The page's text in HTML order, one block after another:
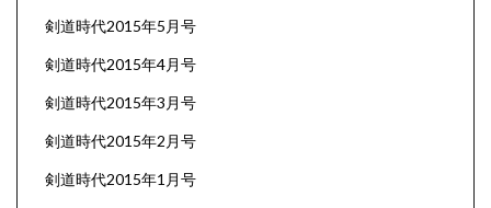
剣道時代2015年5月号
剣道時代2015年4月号
剣道時代2015年3月号
剣道時代2015年2月号
剣道時代2015年1月号